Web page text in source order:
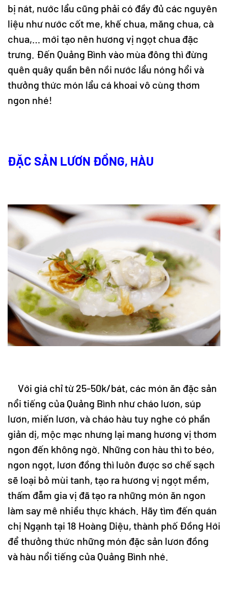
bị nát, nước lẩu cũng phải có đầy đủ các nguyên
liệu như nước cốt me, khế chua, măng chua, cà
chua,… mới tạo nên hương vị ngọt chua đặc
trưng. Đến Quảng Bình vào mùa đông thì đừng
quên quây quần bên nồi nước lẩu nóng hổi và
thưởng thức món lẩu cá khoai vô cùng thơm
ngon nhé!
ĐẶC SẢN LƯƠN ĐỒNG, HÀU
Với giá chỉ từ 25-50k/bát, các món ăn đặc sản
nổi tiếng của Quảng Bình như cháo lươn, súp
lươn, miến lươn, và cháo hàu tuy nghe có phần
giản dị, mộc mạc nhưng lại mang hương vị thơm
ngon đến không ngờ. Những con hàu thì to béo,
ngon ngọt, lươn đồng thì luôn được sơ chế sạch
sẽ loại bỏ mùi tanh, tạo ra hương vị ngọt mềm,
thấm đẫm gia vị đã tạo ra những món ăn ngon
làm say mê nhiều thực khách. Hãy tìm đến quán
chị Ngạnh tại 18 Hoàng Diệu, thành phố Đồng Hới
để thưởng thức những món đặc sản lươn đồng
và hàu nổi tiếng của Quảng Bình nhé.